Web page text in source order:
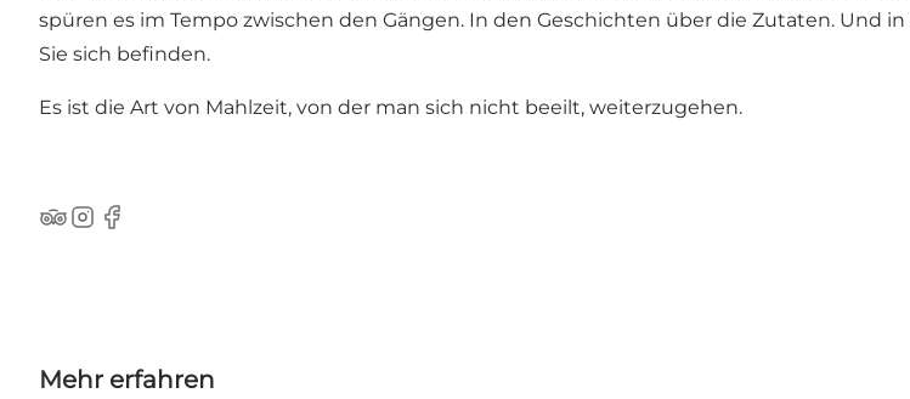
spüren es im Tempo zwischen den Gängen. In den Geschichten über die Zutaten. Und
Sie sich befinden.
Es ist die Art von Mahlzeit, von der man sich nicht beeilt, weiterzugehen.
Tripadvisor
Instagram
Facebook
Mehr erfahren